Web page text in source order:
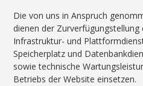
Die von uns in Anspruch
dienen der
Infrastruktur- und
Speicherplatz und
sowie technische
Betriebs der Website einsetzen.